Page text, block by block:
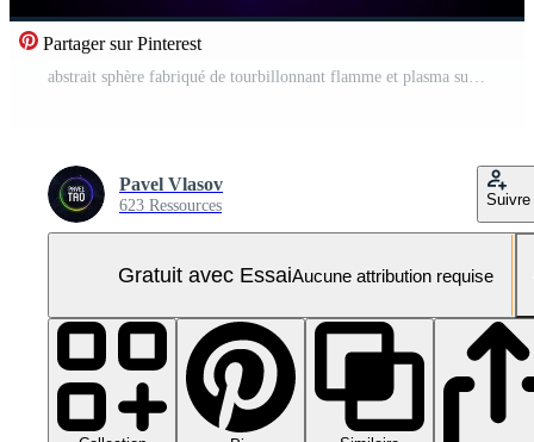
Partager sur Pinterest
abstrait sphère fabriqué de tourbillonnant flamme et plasma sur une foncé Contexte. énergie Balle de embrasé lisse vagues. bouclable animation pour logo. numérique les technologies et science économiseur d'écran. boucle, 4k, 60 images par seconde Vidéo Pro
Pavel Vlasov
623 Ressources Suivre
Gratuit avec EssaiAucune attribution requise